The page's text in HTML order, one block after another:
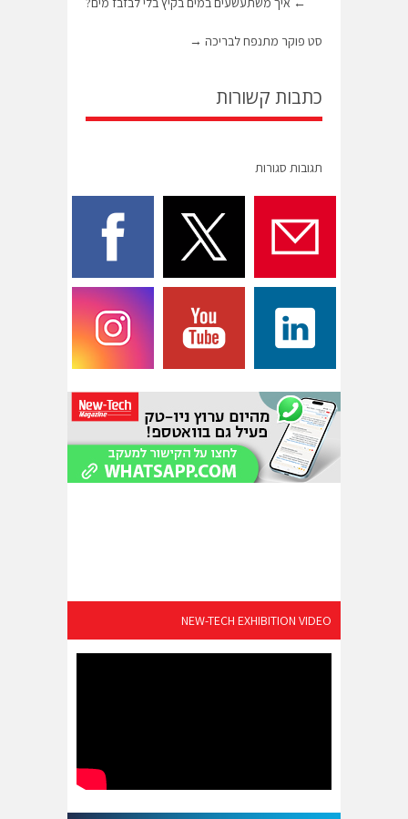
סט פוקר מתנפח לבריכה →
כתבות קשורות
תגובות סגורות
NEW-TECH EXHIBITION VIDEO